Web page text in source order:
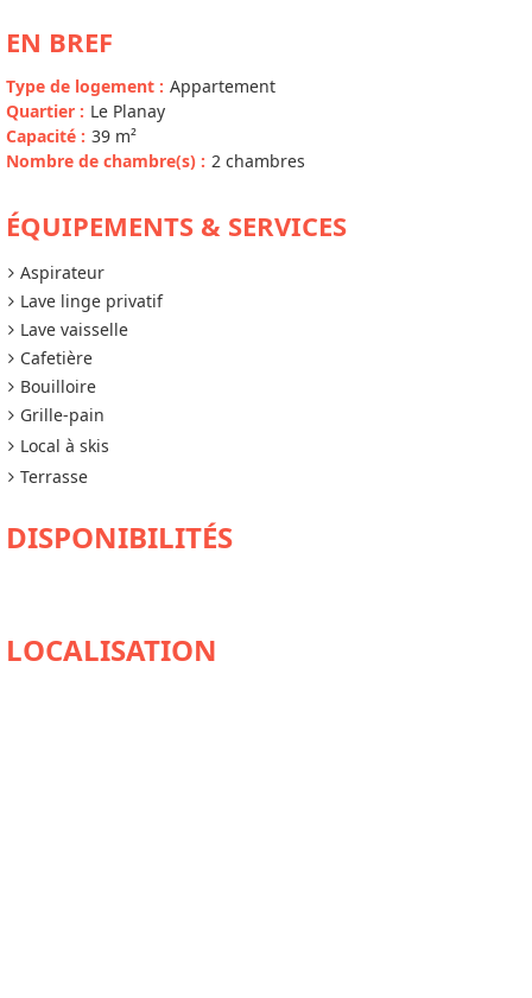
EN BREF
Type de logement : Appartement
Quartier : Le Planay
Capacité : 39 m²
Nombre de chambre(s) : 2 chambres
ÉQUIPEMENTS & SERVICES
Aspirateur
Lave linge privatif
Lave vaisselle
Cafetière
Bouilloire
Grille-pain
Local à skis
Terrasse
DISPONIBILITÉS